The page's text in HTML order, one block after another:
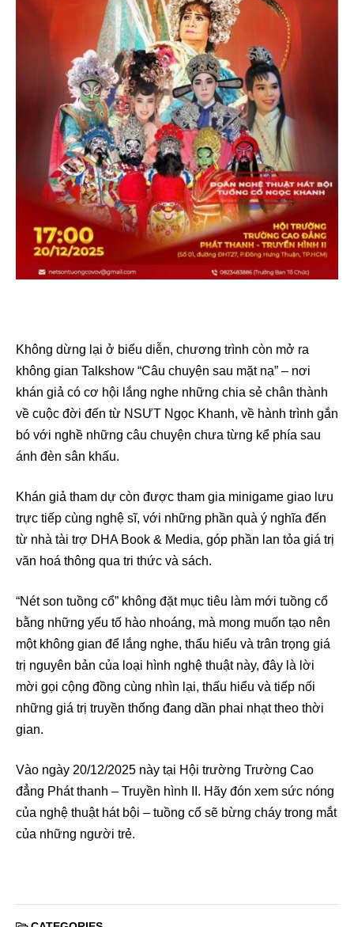
Không dừng lại ở biểu diễn, chương trình còn mở ra
không gian Talkshow “Câu chuyện sau mặt nạ” – nơi
khán giả có cơ hội lắng nghe những chia sẻ chân thành
về cuộc đời đến từ NSƯT Ngọc Khanh, về hành trình gắn
bó với nghề những câu chuyện chưa từng kể phía sau
ánh đèn sân khấu.
Khán giả tham dự còn được tham gia minigame giao lưu
trực tiếp cùng nghệ sĩ, với những phần quà ý nghĩa đến
từ nhà tài trợ DHA Book & Media, góp phần lan tỏa giá trị
văn hoá thông qua tri thức và sách.
“Nét son tuồng cổ” không đặt mục tiêu làm mới tuồng cổ
bằng những yếu tố hào nhoáng, mà mong muốn tạo nên
một không gian để lắng nghe, thấu hiểu và trân trọng giá
trị nguyên bản của loại hình nghệ thuật này, đây là lời
mời gọi cộng đồng cùng nhìn lại, thấu hiểu và tiếp nối
những giá trị truyền thống đang dần phai nhạt theo thời
gian.
Vào ngày 20/12/2025 này tại Hội trường Trường Cao
đẳng Phát thanh – Truyền hình II. Hãy đón xem sức nóng
của nghệ thuật hát bội – tuồng cổ sẽ bừng cháy trong mắt
của những người trẻ.